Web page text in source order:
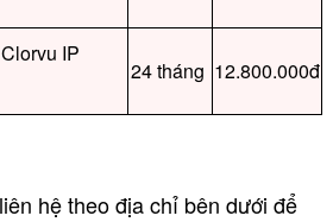
IP
24 tháng 12.800.000đ
hệ theo địa chỉ bên dưới để